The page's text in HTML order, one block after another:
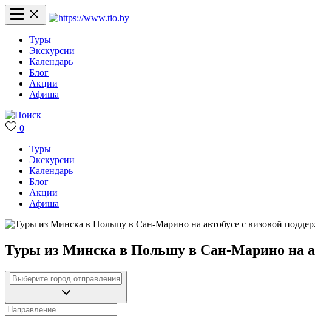
Туры
Экскурсии
Календарь
Блог
Акции
Афиша
0
Туры
Экскурсии
Календарь
Блог
Акции
Афиша
Туры из Минска в Польшу в Сан-Марино на